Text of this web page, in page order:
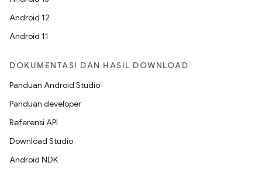
Android 12
Android 11
DOKUMENTASI DAN HASIL DOWNLOAD
Panduan Android Studio
Panduan developer
Referensi API
Download Studio
Android NDK